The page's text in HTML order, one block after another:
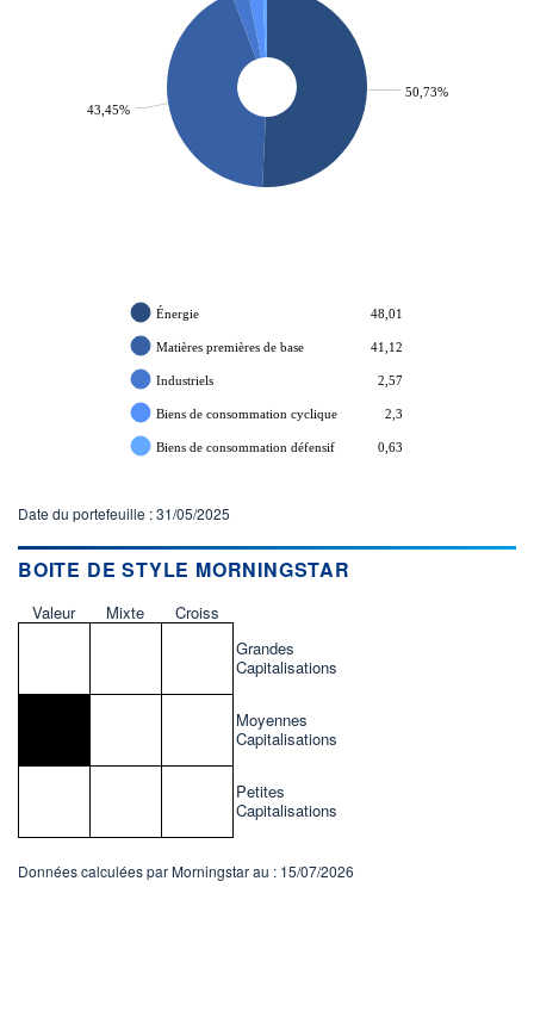
50,73%
43,45%
Énergie 48,01
Matières premières de base 41,12
Industriels 2,57
Biens de consommation cyclique 2,3
Biens de consommation défensif 0,63
Date du portefeuille : 31/05/2025
BOITE DE STYLE MORNINGSTAR
Valeur Mixte
Croiss
Grandes
Capitalisations
Moyennes
Capitalisations
Petites
Capitalisations
Données calculées par Morningstar au : 15/07/2026